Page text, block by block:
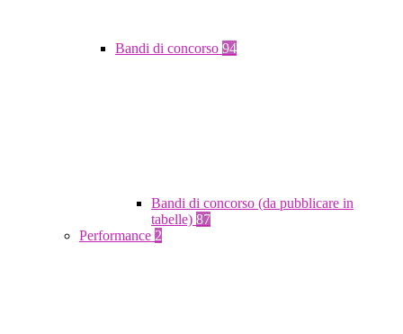
Bandi di concorso 94
Bandi di concorso (da pubblicare in
tabelle) 87
Performance 2